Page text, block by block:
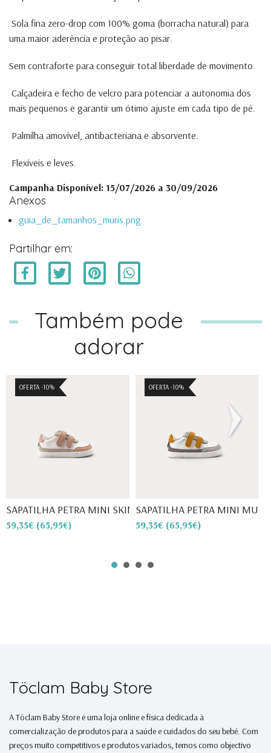
Sola fina zero-drop com 100% goma (borracha natural) para
uma maior aderência e proteção ao pisar.
Sem contraforte para conseguir total liberdade de movimento.
Calçadeira e fecho de velcro para potenciar a autonomia dos
mais pequenos e garantir um ótimo ajuste em cada tipo de pé.
Palmilha amovível, antibacteriana e absorvente.
Flexíveis e leves.
Campanha Disponível: 15/07/2026 a 30/09/2026
Anexos
guia_de_tamanhos_muris.png
Partilhar em:
Também pode
adorar
OFERTA -10%
SAPATILHA PETRA MINI SKIN- ...
59,35€ (65,95€)
OFERTA -10%
SAPATILHA PETRA MINI
59,35€ (65,95€)
Töclam Baby Store
A Töclam Baby Store é uma loja online e física dedicada à
comercialização de produtos para a saúde e cuidados do seu bebé. Com
preços muito competitivos e produtos variados, temos como objectivo